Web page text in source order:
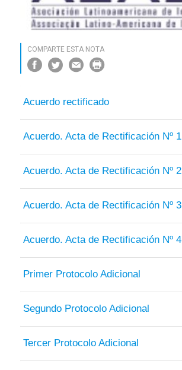
COMPARTE ESTA NOTA
Acuerdo rectificado
Acuerdo. Acta de Rectificación Nº 1
Acuerdo. Acta de Rectificación Nº 2
Acuerdo. Acta de Rectificación Nº 3
Acuerdo. Acta de Rectificación Nº 4
Primer Protocolo Adicional
Segundo Protocolo Adicional
Tercer Protocolo Adicional